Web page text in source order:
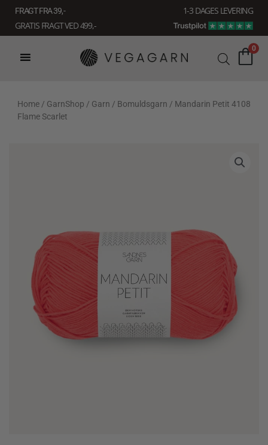
indholdet
FRAGT FRA 39, -
1-3 DAGES LEVERING
GRATIS FRAGT VED 499,-
0
Home / GarnShop / Garn / Bomuldsgarn / Mandarin Petit 4108
Flame Scarlet